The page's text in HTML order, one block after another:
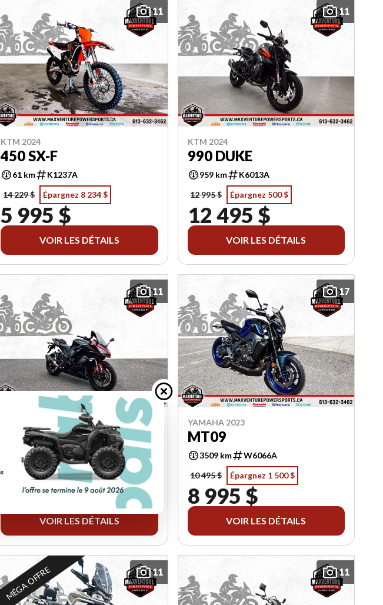
11
KTM 2024
450 SX-F
61 km
K1237A
14 229 $
Épargnez 8 234 $
5 995 $
VOIR LES DÉTAILS
11
KTM 2024
990 DUKE
959 km
K6013A
12 995 $
Épargnez 500 $
12 495 $
VOIR LES DÉTAILS
11
NINJA 1000SX
10197 km
W5043A
11 395 $
Épargnez 400 $
10 995 $
VOIR LES DÉTAILS
17
YAMAHA 2023
MT09
3509 km
W6066A
10 495 $
Épargnez 1 500 $
8 995 $
VOIR LES DÉTAILS
11
MÉGA OFFRE 11